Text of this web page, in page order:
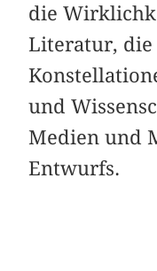
die
Literatur,
und
Medien und
Entwurfs.